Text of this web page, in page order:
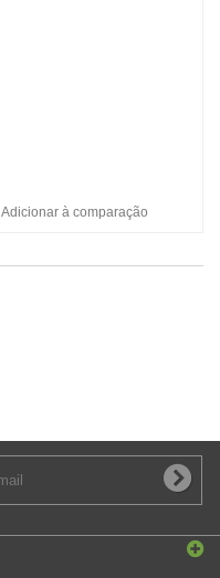
Adicionar à comparação